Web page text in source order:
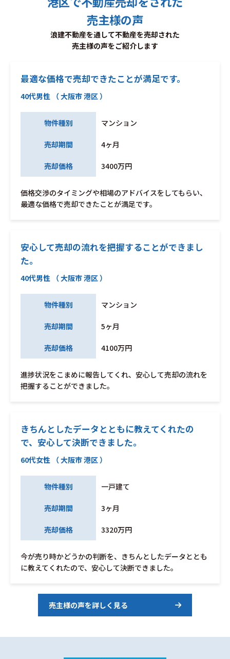
売主様の声
浪建不動産を通して不動産を売却された
売主様の声をご紹介します
最適な価格で売却できたことが満足です。
40代男性 （ 大阪市 港区 ）
物件種別 マンション
売却期間 4ヶ月
売却価格 3400万円
価格交渉のタイミングや相場のアドバイスをしてもらい、
最適な価格で売却できたことが満足です。
安心して売却の流れを把握することができまし
た。
40代男性 （ 大阪市 港区 ）
物件種別 マンション
売却期間 5ヶ月
売却価格 4100万円
進捗状況をこまめに報告してくれ、安心して売却の流れを
把握することができました。
きちんとしたデータとともに教えてくれたの
で、安心して決断できました。
60代女性 （ 大阪市 港区 ）
物件種別 一戸建て
売却期間 3ヶ月
売却価格 3320万円
今が売り時かどうかの判断を、きちんとしたデータととも
に教えてくれたので、安心して決断できました。
売主様の声を詳しく見る